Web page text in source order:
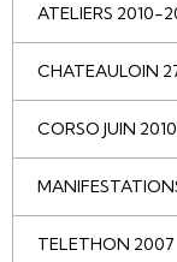
ATELIERS 2010-
CHATEAULOIN
CORSO JUIN 2010
TELETHON 2007